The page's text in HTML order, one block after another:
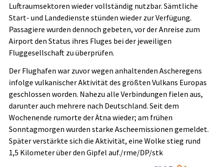
Luftraumsektoren wieder vollständig nutzbar. Sämtliche
Start- und Landedienste stünden wieder zur Verfügung.
Passagiere wurden dennoch gebeten, vor der Anreise zum
Airport den Status ihres Fluges bei der jeweiligen
Fluggesellschaft zu überprüfen.
Der Flughafen war zuvor wegen anhaltenden Ascheregens
infolge vulkanischer Aktivität des größten Vulkans Europas
geschlossen worden. Nahezu alle Verbindungen fielen aus,
darunter auch mehrere nach Deutschland. Seit dem
Wochenende rumorte der Ätna wieder; am frühen
Sonntagmorgen wurden starke Ascheemissionen gemeldet.
Später verstärkte sich die Aktivität, eine Wolke stieg rund
1,5 Kilometer über den Gipfel auf./rme/DP/stk